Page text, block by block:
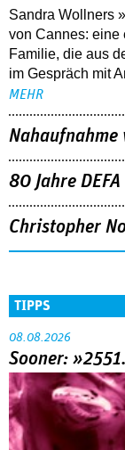
Sandra Wollners
von Cannes:
Familie, die aus
im Gespräch mit
MEHR
Nahaufnahme
80 Jahre DEFA
Christopher
TIPPS
08.08.2026
Sooner: